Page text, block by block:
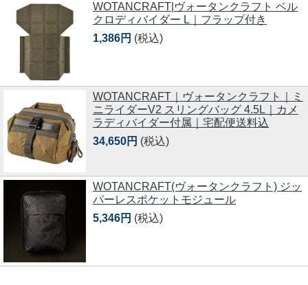
WOTANCRAFT|ヴォータンクラフト ベル
クロディバイダー L｜フラップ付き
1,386円 (税込)
WOTANCRAFT｜ヴォータンクラフト｜ミ
ニライダーV2 スリングバッグ 4.5L｜カメ
ラディバイダー付属｜宅配便送料込
34,650円 (税込)
WOTANCRAFT(ヴォータンクラフト) ジッ
パーレスポケットモジュール
5,346円 (税込)